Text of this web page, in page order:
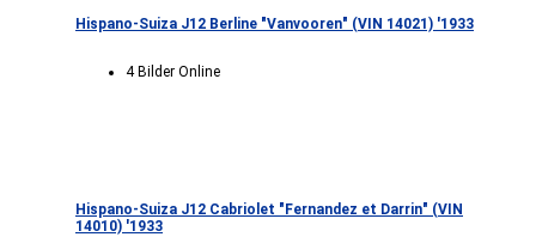
Hispano-Suiza J12 Berline "Vanvooren" (VIN 14021) '1933
4 Bilder Online
Hispano-Suiza J12 Cabriolet "Fernandez et Darrin" (VIN
14010) '1933